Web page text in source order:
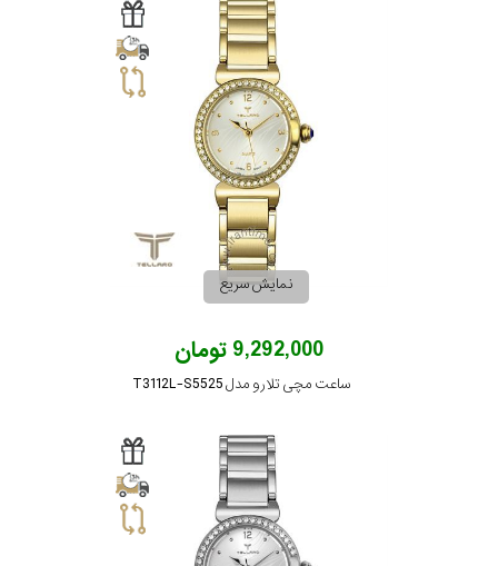
نمایش سریع
9,292,000 تومان
ساعت مچی تلارو مدل T3112L-S5525